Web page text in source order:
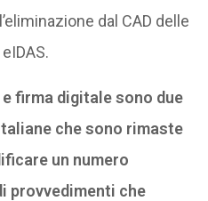
dal CAD delle
firma digitale sono due
che sono rimaste
un numero
provvedimenti che